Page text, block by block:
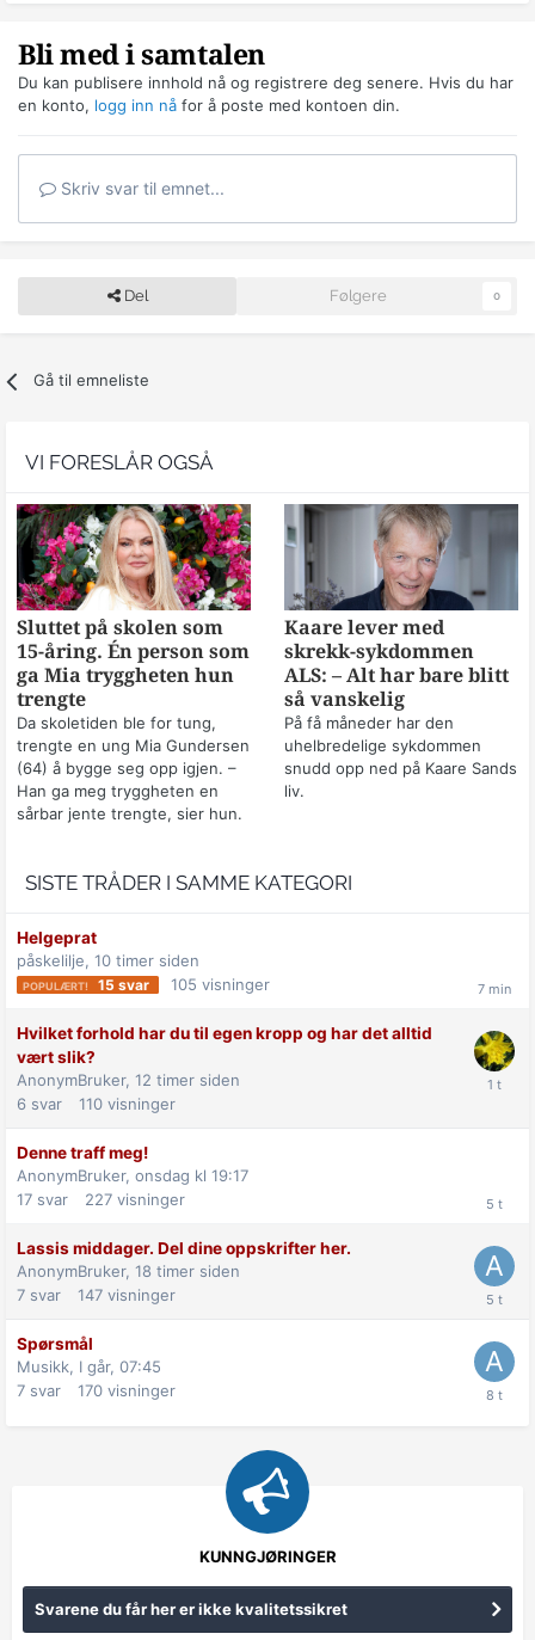
Bli med i samtalen
Du kan publisere innhold nå og registrere deg senere. Hvis du har
en konto, logg inn nå for å poste med kontoen din.
Skriv svar til emnet...
Del Følgere 0
Gå til emneliste
VI FORESLÅR OGSÅ
Sluttet på skolen som
15-åring. Én person som
ga Mia tryggheten hun
trengte
Da skoletiden ble for tung,
trengte en ung Mia Gundersen
(64) å bygge seg opp igjen. –
Han ga meg tryggheten en
sårbar jente trengte, sier hun.
Kaare lever med
skrekk-sykdommen
ALS: – Alt har bare blitt
så vanskelig
På få måneder har den
uhelbredelige sykdommen
snudd opp ned på Kaare Sands
liv.
SISTE TRÅDER I SAMME KATEGORI
Helgeprat
påskelilje, 10 timer siden
15 svar 105 visninger
Hvilket forhold har du til egen kropp og har det alltid
vært slik?
AnonymBruker, 12 timer siden
6 svar 110 visninger
Denne traff meg!
AnonymBruker, onsdag kl 19:17
17 svar 227 visninger
Lassis middager. Del dine oppskrifter her.
AnonymBruker, 18 timer siden
7 svar 147 visninger
Spørsmål
Musikk, I går, 07:45
7 svar 170 visninger
KUNNGJØRINGER
Svarene du får her er ikke kvalitetssikret